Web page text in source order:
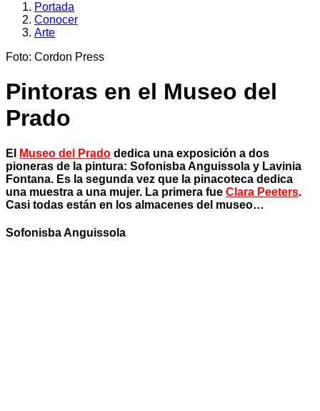
Portada
Conocer
Arte
Foto: Cordon Press
Pintoras en el Museo del
Prado
El Museo del Prado dedica una exposición a dos
pioneras de la pintura: Sofonisba Anguissola y Lavinia
Fontana. Es la segunda vez que la pinacoteca dedica
una muestra a una mujer. La primera fue Clara Peeters.
Casi todas están en los almacenes del museo…
Sofonisba Anguissola